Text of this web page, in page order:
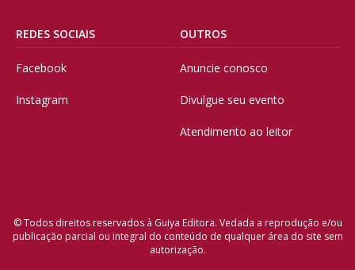
REDES SOCIAIS
Facebook
Instagram
OUTROS
Anuncie conosco
Divulgue seu evento
Atendimento ao leitor
© Todos direitos reservados à Guiya Editora. Vedada a reprodução e/ou
publicação parcial ou integral do conteúdo de qualquer área do site sem
autorização.